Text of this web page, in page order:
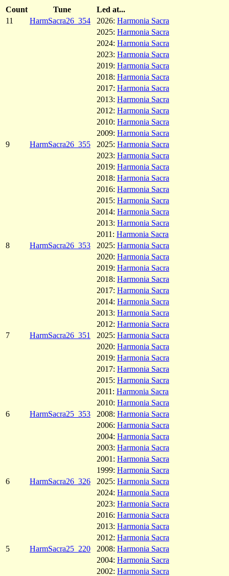
Count Tune
Led at...
11
HarmSacra26_354 2026: Harmonia Sacra
2025: Harmonia Sacra
2024: Harmonia Sacra
2023: Harmonia Sacra
2019: Harmonia Sacra
2018: Harmonia Sacra
2017: Harmonia Sacra
2013: Harmonia Sacra
2012: Harmonia Sacra
2010: Harmonia Sacra
2009: Harmonia Sacra
9
HarmSacra26_355 2025: Harmonia Sacra
2023: Harmonia Sacra
2019: Harmonia Sacra
2018: Harmonia Sacra
2016: Harmonia Sacra
2015: Harmonia Sacra
2014: Harmonia Sacra
2013: Harmonia Sacra
2011: Harmonia Sacra
8
HarmSacra26_353 2025: Harmonia Sacra
2020: Harmonia Sacra
2019: Harmonia Sacra
2018: Harmonia Sacra
2017: Harmonia Sacra
2014: Harmonia Sacra
2013: Harmonia Sacra
2012: Harmonia Sacra
7
HarmSacra26_351 2025: Harmonia Sacra
2020: Harmonia Sacra
2019: Harmonia Sacra
2017: Harmonia Sacra
2015: Harmonia Sacra
2011: Harmonia Sacra
2010: Harmonia Sacra
6
HarmSacra25_353 2008: Harmonia Sacra
2006: Harmonia Sacra
2004: Harmonia Sacra
2003: Harmonia Sacra
2001: Harmonia Sacra
1999: Harmonia Sacra
6
HarmSacra26_326 2025: Harmonia Sacra
2024: Harmonia Sacra
2023: Harmonia Sacra
2016: Harmonia Sacra
2013: Harmonia Sacra
2012: Harmonia Sacra
5
HarmSacra25_220 2008: Harmonia Sacra
2004: Harmonia Sacra
2002: Harmonia Sacra